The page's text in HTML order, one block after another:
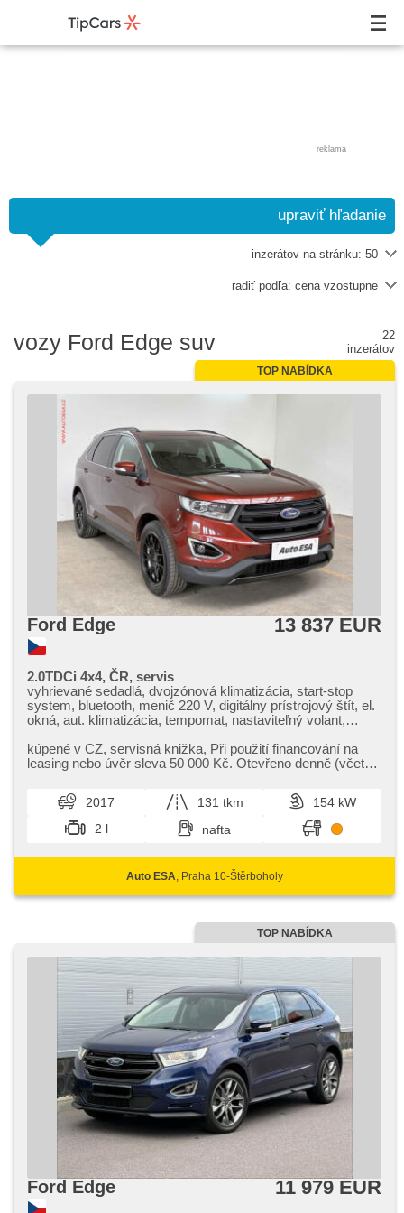
reklama
upraviť hľadanie
inzerátov na stránku: 50
radiť podľa: cena vzostupne
vozy Ford Edge suv
22
inzerátov
TOP NABÍDKA
Ford Edge 13 837 EUR
2.0TDCi 4x4, ČR, servis
vyhrievané sedadlá, dvojzónová klimatizácia, start-stop
system, bluetooth, menič 220 V, digitálny prístrojový štít, el.
okná, aut. klimatizácia, tempomat, nastaviteľný volant,
odomykanie, denné svietenie, hliníkové kolesá, el. zrkadlá,
centrálne zamykanie, vyhrievané predné sklo, pohon 4 x 4,
svetlá, senzor tlaku v pneumatikách, štartovanie tlačítkom,
ABS, protiprešmykový systém kolies (ASR), isofix,
elektronická ručná brzda, imobilizér, senzor svetiel, 10x
kúpené v CZ,​ servisná knižka,​ Při použití financování na
leasing nebo úvěr sleva 50 000 Kč. Otevřeno denně (včetně
2017 131 tkm
154 kW
2 l
nafta
Auto ESA , Praha 10-Štěrboholy
TOP NABÍDKA
Ford Edge 11 979 EUR